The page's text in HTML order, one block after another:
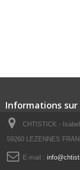
Informations
CHTISTICK -
59260 LEZENNES
E-mail :